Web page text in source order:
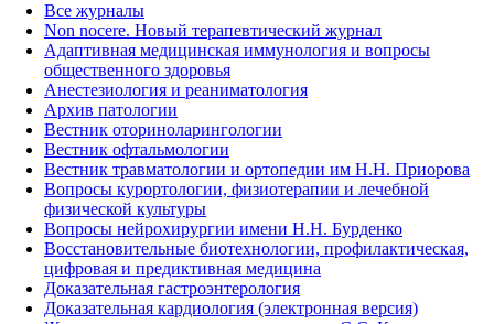
Все журналы
Non nocere. Новый терапевтический журнал
Адаптивная медицинская иммунология и вопросы
общественного здоровья
Анестезиология и реаниматология
Архив патологии
Вестник оториноларингологии
Вестник офтальмологии
Вестник травматологии и ортопедии им Н.Н. Приорова
Вопросы курортологии, физиотерапии и лечебной
физической культуры
Вопросы нейрохирургии имени Н.Н. Бурденко
Восстановительные биотехнологии, профилактическая,
цифровая и предиктивная медицина
Доказательная гастроэнтерология
Доказательная кардиология (электронная версия)